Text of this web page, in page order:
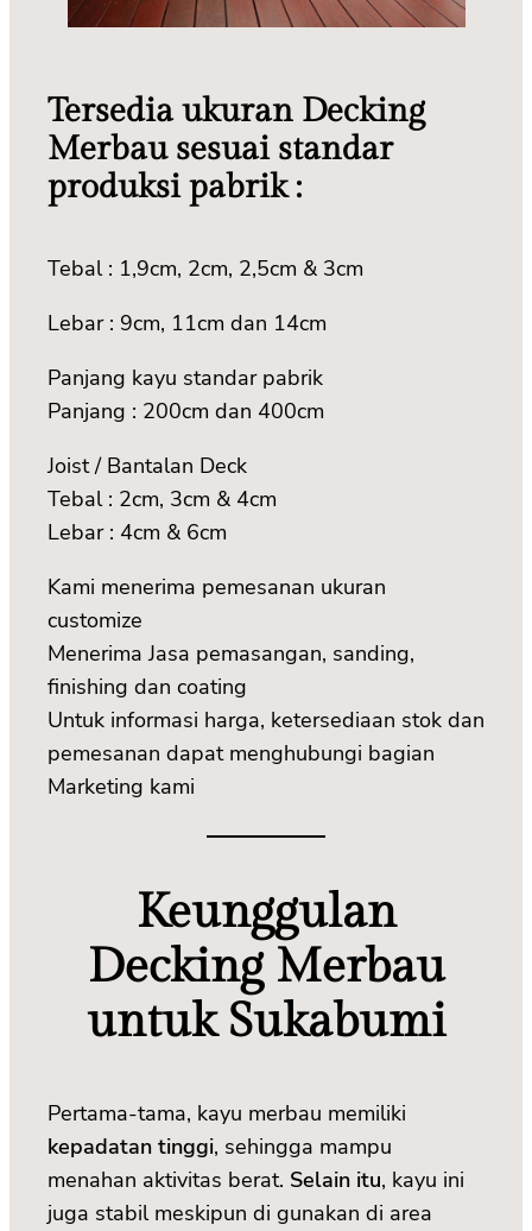
Tersedia ukuran Decking
Merbau sesuai standar
produksi pabrik :
Tebal : 1,9cm, 2cm, 2,5cm & 3cm
Lebar : 9cm, 11cm dan 14cm
Panjang kayu standar pabrik
Panjang : 200cm dan 400cm
Joist / Bantalan Deck
Tebal : 2cm, 3cm & 4cm
Lebar : 4cm & 6cm
Kami menerima pemesanan ukuran
customize
Menerima Jasa pemasangan, sanding,
finishing dan coating
Untuk informasi harga, ketersediaan stok dan
pemesanan dapat menghubungi bagian
Marketing kami
Keunggulan
Decking Merbau
untuk Sukabumi
Pertama-tama, kayu merbau memiliki
kepadatan tinggi, sehingga mampu
menahan aktivitas berat. Selain itu, kayu ini
juga stabil meskipun di gunakan di area